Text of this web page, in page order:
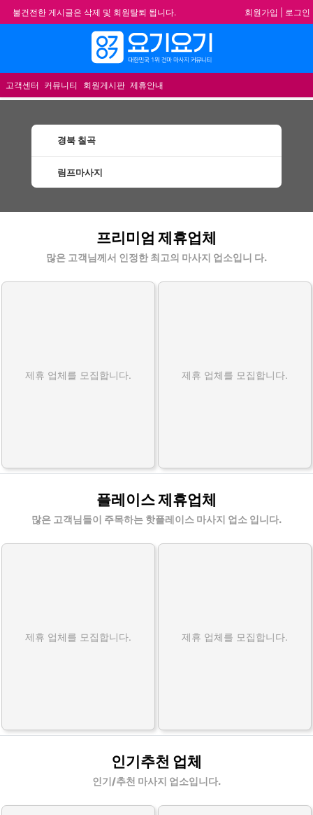
불건전한 게시글은 삭제 및 회원탈퇴 됩니다.
합법적이고 건전한 업체와 광고를 제휴합니다.
★요기요기 설 연휴 휴무 안내★
★ 요기요기 업체회원 안내사항 ★
회원가입 로그인
고객센터 커뮤니티 회원게시판 제휴안내
경북 칠곡
림프마사지
프리미엄 제휴업체
많은 고객님께서 인정한 최고의 마사지 업소입니 다.
제휴 업체를 모집합니다. 제휴 업체를 모집합니다.
플레이스 제휴업체
많은 고객님들이 주목하는 핫플레이스 마사지 업소 입니다.
제휴 업체를 모집합니다. 제휴 업체를 모집합니다.
인기추천 업체
인기/추천 마사지 업소입니다.